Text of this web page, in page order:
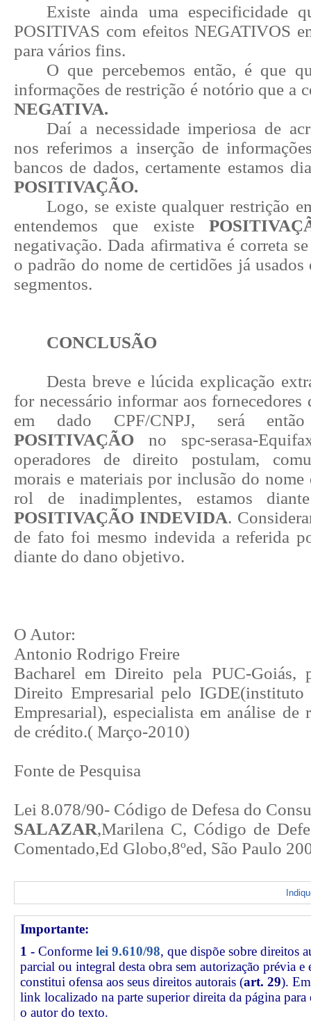
Existe ainda uma especificidade
POSITIVAS com efeitos NEGATIVOS
para vários fins.
O que percebemos então, é que
informações de restrição é notório que a
NEGATIVA.
Daí a necessidade imperiosa de
nos referimos a inserção de
bancos de dados, certamente estamos
POSITIVAÇÃO.
Logo, se existe qualquer restrição
entendemos que existe
negativação. Dada afirmativa é correta
o padrão do nome de certidões já
segmentos.
CONCLUSÃO
Desta breve e lúcida explicação
for necessário informar aos fornecedores
em dado CPF/CNPJ, será
POSITIVAÇÃO no spc-serasa-
operadores de direito postulam,
morais e materiais por inclusão do nome
rol de inadimplentes, estamos
POSITIVAÇÃO INDEVIDA.
de fato foi mesmo indevida a referida
diante do dano objetivo.
O Autor:
Antonio Rodrigo Freire
Bacharel em Direito pela PUC-Goiás,
Direito Empresarial pelo
Empresarial), especialista em análise de
de crédito.( Março-2010)
Fonte de Pesquisa
Lei 8.078/90- Código de Defesa do
SALAZAR,Marilena C, Código de
Comentado,Ed Globo,8ºed, São Paulo
Importante:
1 - Conforme lei 9.610/98, que dispõe sobre direitos
parcial ou integral desta obra sem autorização prévia e
constitui ofensa aos seus direitos autorais (art. 29).
link localizado na parte superior direita da página
o autor do texto.